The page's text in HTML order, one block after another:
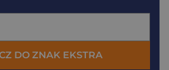
DO ZNAK EKSTRA